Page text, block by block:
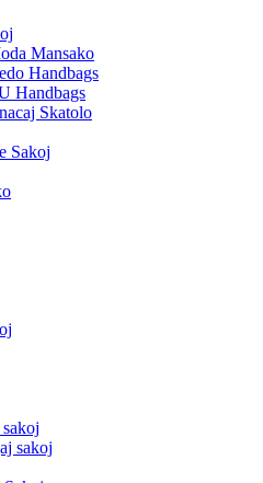
Mansako
Handbags
Handbags
Skatolo
Sakoj
sakoj